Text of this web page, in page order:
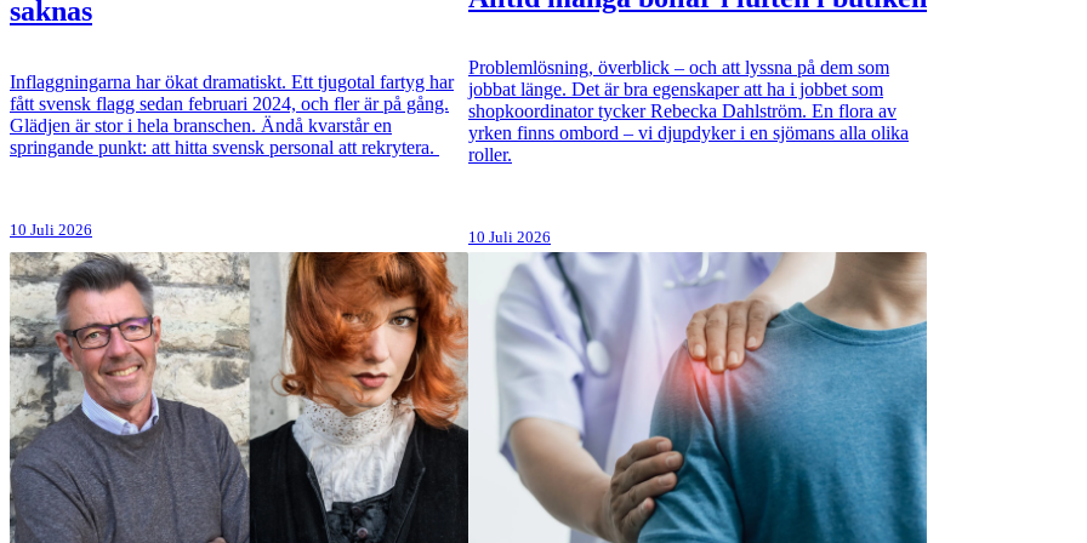
saknas
Inflaggningarna har ökat dramatiskt. Ett tjugotal fartyg har
fått svensk flagg sedan februari 2024, och fler är på gång.
Glädjen är stor i hela branschen. Ändå kvarstår en
springande punkt: att hitta svensk personal att rekrytera.
10 Juli 2026
Problemlösning, överblick – och att lyssna på dem som
jobbat länge. Det är bra egenskaper att ha i jobbet som
shopkoordinator tycker Rebecka Dahlström. En flora av
yrken finns ombord – vi djupdyker i en sjömans alla olika
roller.
10 Juli 2026